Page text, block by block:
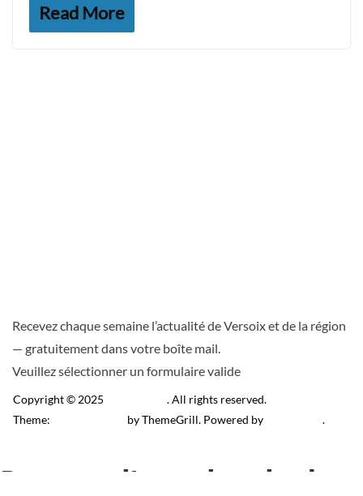
Read More
Recevez chaque semaine l’actualité de Versoix et de la région
— gratuitement dans votre boîte mail.
Veuillez sélectionner un formulaire valide
Copyright © 2025
. All rights reserved.
Theme:
by ThemeGrill. Powered by .
Recevez l’actu locale de